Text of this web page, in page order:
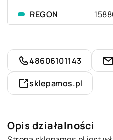
REGON
48606101143
sklepamos.pl
Opis działalności